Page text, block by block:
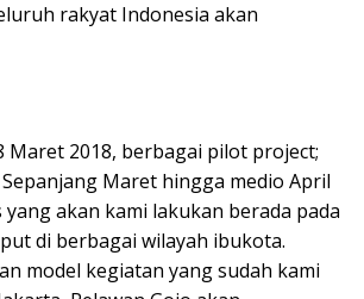
rakyat Indonesia akan
Maret 2018, berbagai pilot project;
Maret hingga medio April
yang akan kami lakukan berada pada
di berbagai wilayah ibukota.
model kegiatan yang sudah kami